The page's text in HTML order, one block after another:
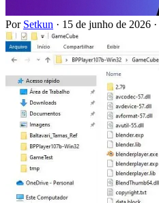
Por Setkun · 15 de junho de 2026 ·